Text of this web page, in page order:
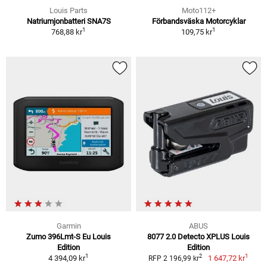
Louis Parts
Natriumjonbatteri SNA7S
768,88 kr1
Moto112+
Förbandsväska Motorcyklar
109,75 kr1
Garmin
Zumo 396Lmt-S Eu Louis
Edition
4 394,09 kr1
ABUS
8077 2.0 Detecto XPLUS Louis
Edition
RFP 2 196,99 kr2 1 647,72 kr1